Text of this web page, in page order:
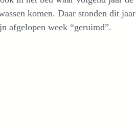
komen. Daar stonden dit jaar
afgelopen week “geruimd”.